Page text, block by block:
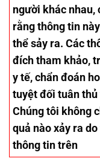
người khác nhau,
rằng thông tin
thể sảy ra. Các
đích tham khảo,
y tế, chẩn đoán
tuyệt đối tuân thủ
Chúng tôi không
quả nào xảy ra
thông tin trên